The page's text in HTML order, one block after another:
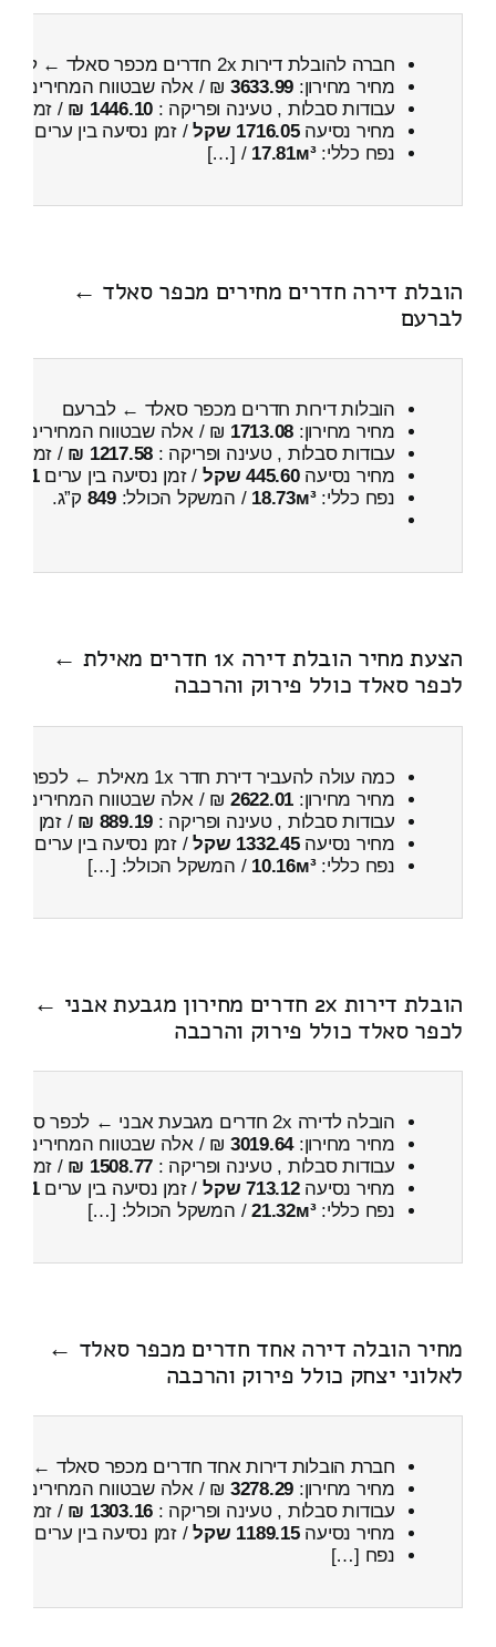
חברה להובלת דירות 2x חדרים מכפר סאלד ← לבאר יעקב
מחיר מחירון: 3633.99 ₪ / אלה שבטווח המחירים
עבודות סבלות , טעינה ופריקה : 1446.10 ₪ / זמן :
מחיר נסיעה1716.05 שקל / זמן נסיעה בין ערים
נפח כללי:17.81м³
/ […]
הובלת דירה חדרים מחירים מכפר סאלד ←
לברעם
הובלות דירות חדרים מכפר סאלד ← לברעם
מחיר מחירון: 1713.08 ₪ / אלה שבטווח המחירים
עבודות סבלות , טעינה ופריקה : 1217.58 ₪ / זמן :
מחיר נסיעה445.60 שקל / זמן נסיעה בין ערים41 דקות
נפח כללי:18.73м³ / המשקל הכולל:849 ק”ג.
הצעת מחיר הובלת דירה 1x חדרים מאילת ←
לכפר סאלד כולל פירוק והרכבה
כמה עולה להעביר דירת חדר 1x מאילת ← לכפר סאלד
מחיר מחירון: 2622.01 ₪ / אלה שבטווח המחירים
עבודות סבלות , טעינה ופריקה : 889.19 ₪ / זמן :
מחיר נסיעה1332.45 שקל / זמן נסיעה בין ערים
נפח כללי:10.16м³ / המשקל הכולל: […]
הובלת דירות 2x חדרים מחירון מגבעת אבני ←
לכפר סאלד כולל פירוק והרכבה
הובלה לדירה 2x חדרים מגבעת אבני ← לכפר סאלד
מחיר מחירון:3019.64 ₪ / אלה שבטווח המחירים
עבודות סבלות , טעינה ופריקה : 1508.77 ₪ / זמן :
מחיר נסיעה713.12 שקל / זמן נסיעה בין ערים1 שעות , 0 דקות
נפח כללי:21.32м³/ המשקל הכולל: […]
מחיר הובלה דירה אחד חדרים מכפר סאלד ←
לאלוני יצחק כולל פירוק והרכבה
חברת הובלות דירות אחד חדרים מכפר סאלד ←
מחיר מחירון: 3278.29 ₪ / אלה שבטווח המחירים
עבודות סבלות , טעינה ופריקה : 1303.16 ₪ / זמן :
מחיר נסיעה1189.15 שקל / זמן נסיעה בין ערים
נפח […]